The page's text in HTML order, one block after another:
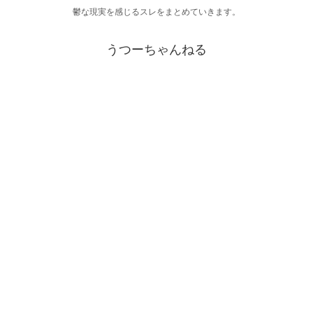
鬱な現実を感じるスレをまとめていきます。
うつーちゃんねる